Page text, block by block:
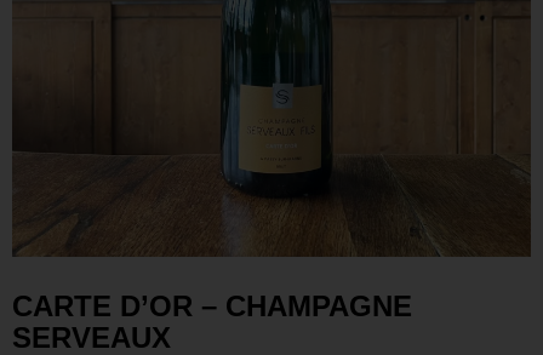
CARTE D’OR – CHAMPAGNE
SERVEAUX